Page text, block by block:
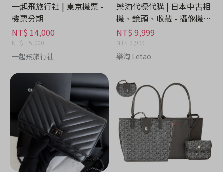
一起飛旅行社 | 東京機票 -
機票分期
NT$ 14,000
NT$ 15,000
一起飛旅行社
樂淘代標代購 | 日本中古相
機、鏡頭、收藏 - 攝像機分
期
NT$ 9,999
NT$ 9,999
樂淘 Letao